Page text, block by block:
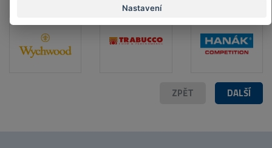
DALŠÍ
ZPĚT
Nastavení